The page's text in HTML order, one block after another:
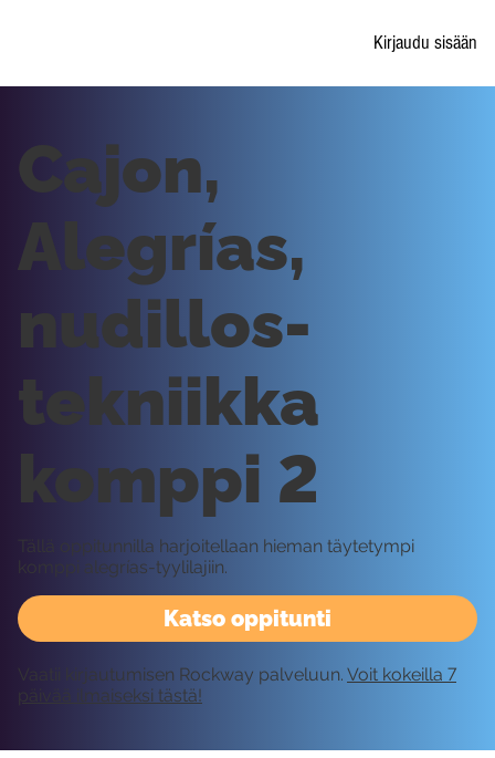
Kirjaudu sisään
Katso oppitunti
Cajon,
Alegrías,
nudillos-
tekniikka
komppi 2
Tällä oppitunnilla harjoitellaan hieman täytetympi
komppi alegrías-tyylilajiin.
Vaatii kirjautumisen Rockway palveluun. Voit kokeilla 7
päivää ilmaiseksi tästä!